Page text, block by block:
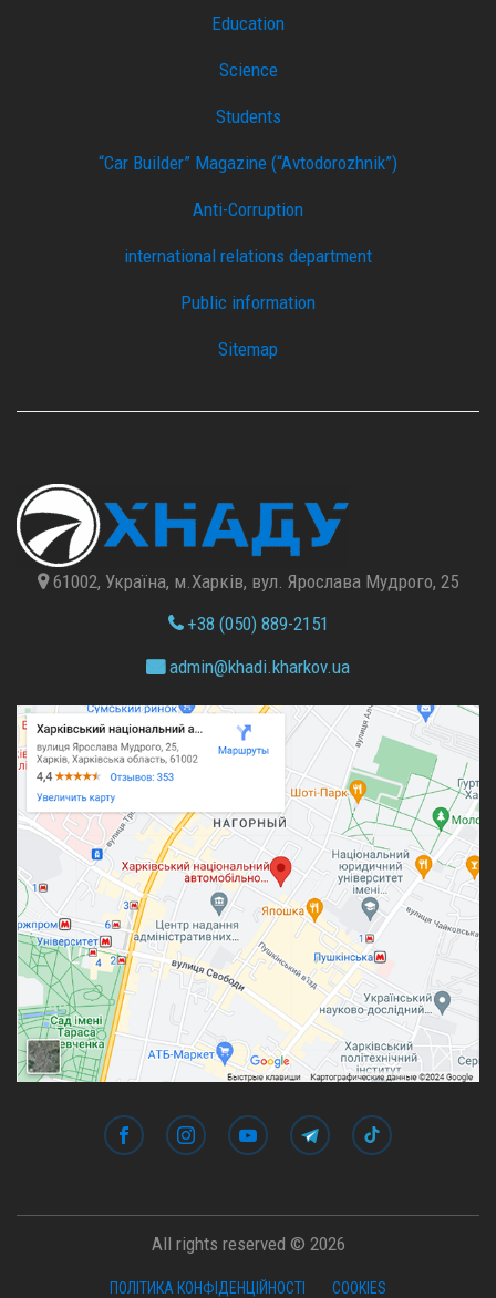
Education
Science
Students
“Car Builder” Magazine (“Avtodorozhnik”)
Anti-Corruption
international relations department
Public information
Sitemap
61002, Україна, м.Харків, вул. Ярослава Мудрого, 25
+38 (050) 889-2151
admin@khadi.kharkov.ua
All rights reserved © 2026
ПОЛІТИКА КОНФІДЕНЦІЙНОСТІ COOKIES